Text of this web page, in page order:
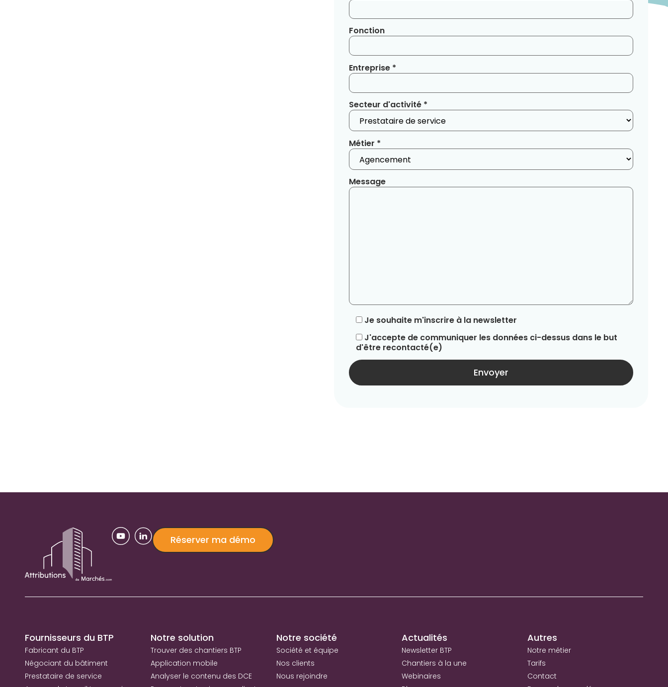
Fonction
Entreprise *
Secteur d'activité *
Métier *
Message
Je souhaite m'inscrire à la newsletter
J'accepte de communiquer les données ci-dessus dans le but
d'être recontacté(e)
Réserver ma démo
Fournisseurs du BTP
Fabricant du BTP
Négociant du bâtiment
Prestataire de service
Notre solution
Trouver des chantiers BTP
Application mobile
Analyser le contenu des DCE
Notre société
Société et équipe
Nos clients
Nous rejoindre
Actualités
Newsletter BTP
Chantiers à la une
Webinaires
Autres
Notre métier
Tarifs
Contact